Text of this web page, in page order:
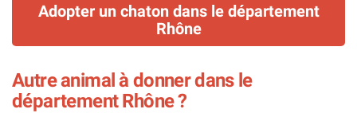
Adopter un chaton dans le département
Rhône
Autre animal à donner dans le
département Rhône ?